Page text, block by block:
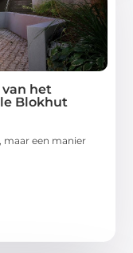
van het
Blokhut
maar een manier